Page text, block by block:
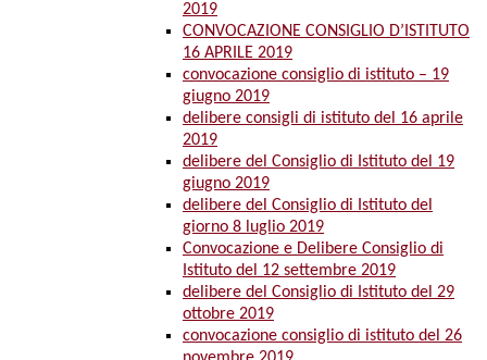
2019
CONVOCAZIONE CONSIGLIO D’ISTITUTO
16 APRILE 2019
convocazione consiglio di istituto – 19
giugno 2019
delibere consigli di istituto del 16 aprile
2019
delibere del Consiglio di Istituto del 19
giugno 2019
delibere del Consiglio di Istituto del
giorno 8 luglio 2019
Convocazione e Delibere Consiglio di
Istituto del 12 settembre 2019
delibere del Consiglio di Istituto del 29
ottobre 2019
convocazione consiglio di istituto del 26